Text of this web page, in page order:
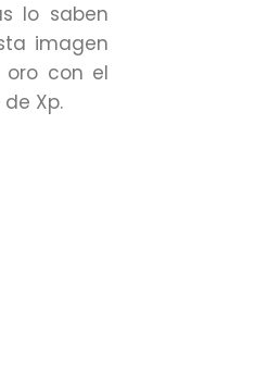
lo saben
imagen
oro con el
Xp.